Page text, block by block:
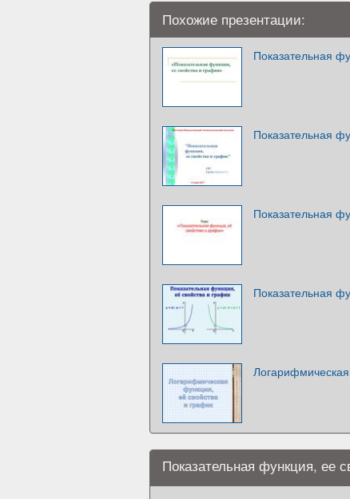
Похожие презентации:
Показательная
Показательная
Показательная
Показательная
Показательная функция, ее